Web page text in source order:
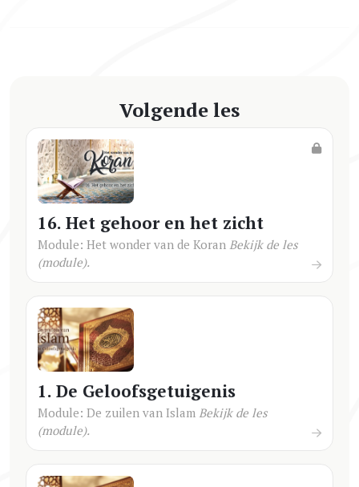
Volgende les
16. Het gehoor en het zicht
Module: Het wonder van de Koran Bekijk de les
(module).
1. De Geloofsgetuigenis
Module: De zuilen van Islam Bekijk de les
(module).